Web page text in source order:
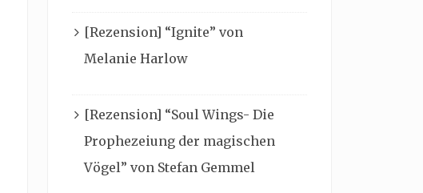
[Rezension] “Ignite” von
Melanie Harlow
[Rezension] “Soul Wings- Die
Prophezeiung der magischen
Vögel” von Stefan Gemmel